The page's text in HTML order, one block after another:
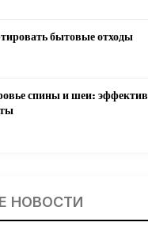
бытовые отходы
спины и шеи:
НОВОСТИ